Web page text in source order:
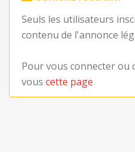
Seuls les utilisateurs
contenu de l'annonce
Pour vous connecter ou
vous cette page